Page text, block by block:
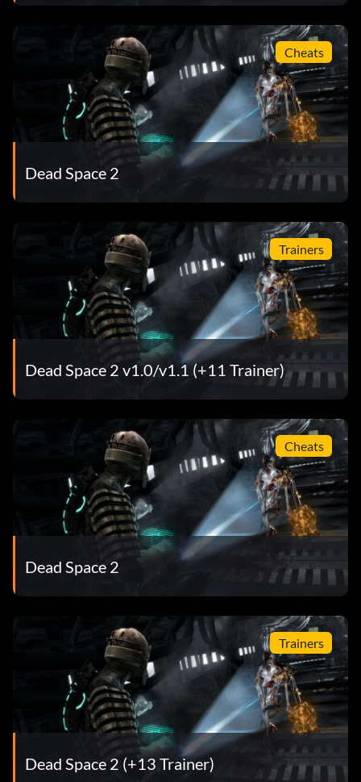
Cheats
Dead Space 2
Trainers
Dead Space 2 v1.0/v1.1 (+11 Trainer)
Cheats
Dead Space 2
Trainers
Dead Space 2 (+13 Trainer)